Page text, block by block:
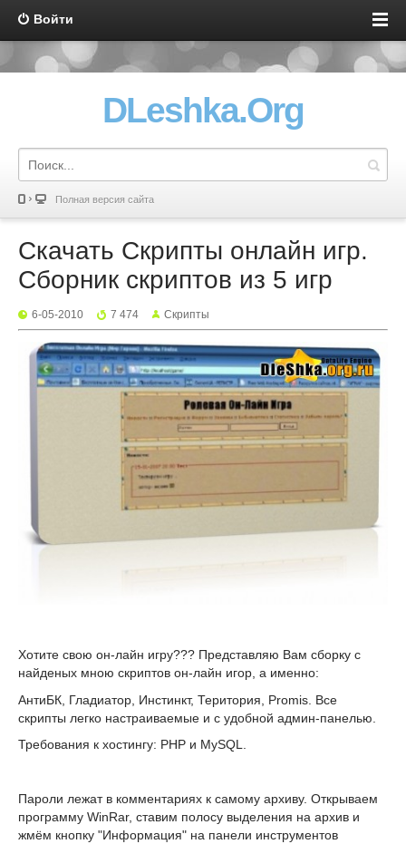
Войти
DLeshka.Org
Полная версия сайта
Скачать Cкрипты онлайн игр.
Сборник скриптов из 5 игр
6-05-2010 7 474 Скрипты
Хотите свою он-лайн игру??? Представляю Вам сборку с
найденых мною скриптов он-лайн игор, а именно:
АнтиБК, Гладиатор, Инстинкт, Територия, Promis. Все
скрипты легко настраиваемые и с удобной админ-панелью.
Требования к хостингу: PHP и MySQL.
Пароли лежат в комментариях к самому архиву. Открываем
программу WinRar, ставим полосу выделения на архив и
жмём кнопку "Информация" на панели инструментов